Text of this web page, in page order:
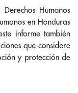
Humanos
en Honduras
informe también
que considere
y protección de